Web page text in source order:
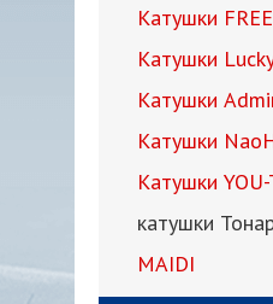
Катушки
Катушки
Катушки
Катушки
Катушки YOU-
катушки
MAIDI